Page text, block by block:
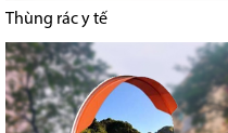
Thùng rác y tế